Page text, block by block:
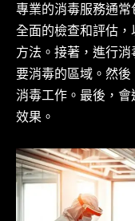
專業的消毒服務通
全面的檢查和評估
方法。接著，進行
要消毒的區域。然
消毒工作。最後，
效果。